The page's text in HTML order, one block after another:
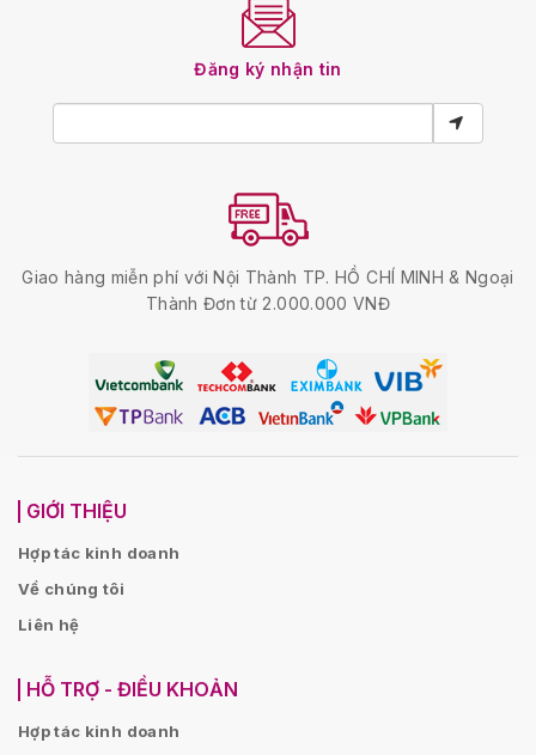
Đăng ký nhận tin
Giao hàng miễn phí với Nội Thành TP. HỒ CHÍ MINH & Ngoại
Thành Đơn từ 2.000.000 VNĐ
GIỚI THIỆU
Hợp tác kinh doanh
Về chúng tôi
Liên hệ
HỖ TRỢ - ĐIỀU KHOẢN
Hợp tác kinh doanh